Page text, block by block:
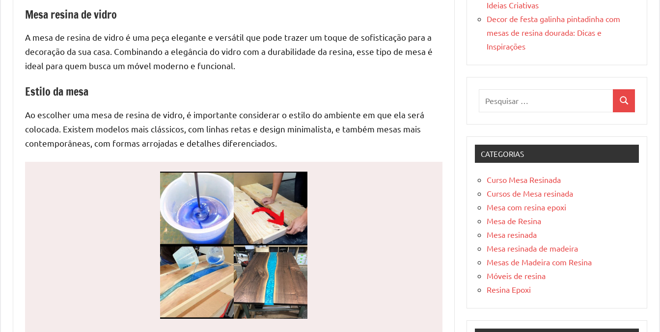
de
jantar
inovadoras
cascata
resinadas.
esteja
procura
de
uma
mesa
redonda
para
reuniões
ou
uma
mesa
Mesa resina de vidro
A mesa de resina de vidro é uma peça elegante e versátil que pode trazer um toque de sofisticação para a
decoração da sua casa. Combinando a elegância do vidro com a durabilidade da resina, esse tipo de mesa é
ideal para quem busca um móvel moderno e funcional.
Estilo da mesa
Ao escolher uma mesa de resina de vidro, é importante considerar o estilo do ambiente em que ela será
colocada. Existem modelos mais clássicos, com linhas retas e design minimalista, e também mesas mais
contemporâneas, com formas arrojadas e detalhes diferenciados.
Ideias Criativas
Decor de festa galinha pintadinha com
mesas de resina dourada: Dicas e
Inspirações
Pesquisa
CATEGORIAS
Curso Mesa Resinada
Cursos de Mesa resinada
Mesa com resina epoxi
Mesa de Resina
Mesa resinada
Mesa resinada de madeira
Mesas de Madeira com Resina
Móveis de resina
Resina Epoxi